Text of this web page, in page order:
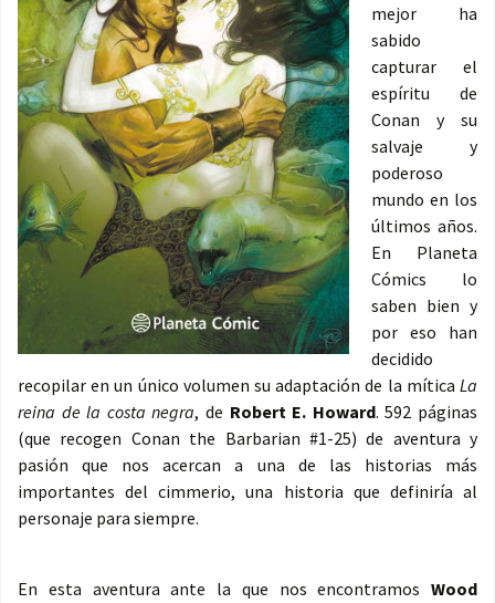
mejor ha
sabido
capturar el
espíritu de
Conan y su
salvaje y
poderoso
mundo en los
últimos años.
En Planeta
Cómics lo
saben bien y
por eso han
decidido
recopilar en un único volumen su adaptación de la mítica La
reina de la costa negra, de Robert E. Howard. 592 páginas
(que recogen Conan the Barbarian #1-25) de aventura y
pasión que nos acercan a una de las historias más
importantes del cimmerio, una historia que definiría al
personaje para siempre.
En esta aventura ante la que nos encontramos Wood